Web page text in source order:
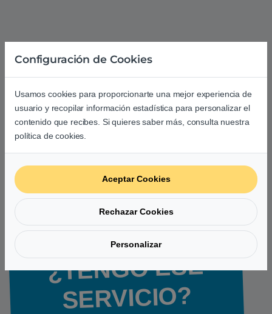
3
¡Procesaremos, prepararemos y
enviaremos tu pedido con la máxima
velocidad! ¡Pon en marcha el cronómetro!
¿TENGO ESE
SERVICIO?
Configuración de Cookies
Usamos cookies para proporcionarte una mejor experiencia de
usuario y recopilar información estadística para personalizar el
contenido que recibes. Si quieres saber más, consulta nuestra
política de cookies.
Aceptar Cookies
Rechazar Cookies
Personalizar